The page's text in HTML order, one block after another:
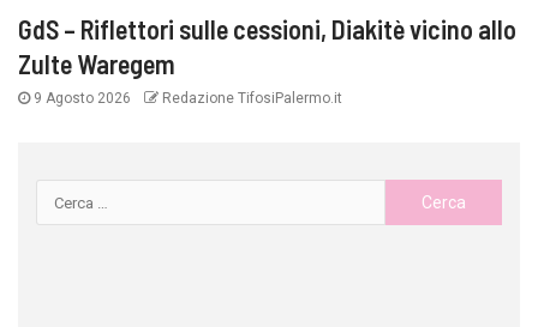
GdS – Riflettori sulle cessioni, Diakitè vicino allo
Zulte Waregem
9 Agosto 2026 Redazione TifosiPalermo.it